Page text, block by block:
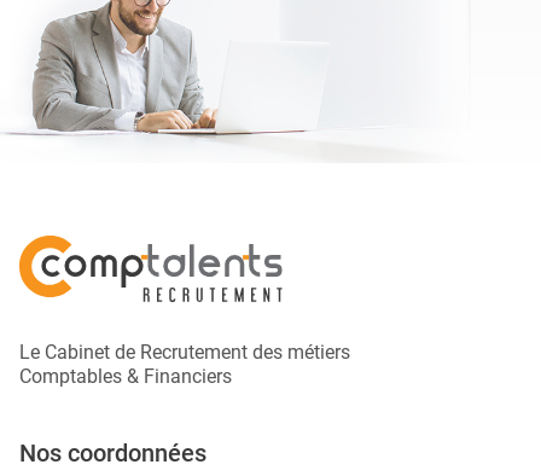
Le Cabinet de Recrutement des métiers
Comptables & Financiers
Nos coordonnées